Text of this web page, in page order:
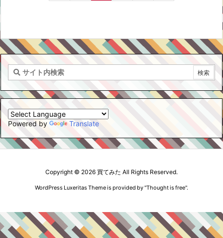
Powered by Translate
Copyright © 2026 買てみた All Rights Reserved.
WordPress Luxeritas Theme is provided by "Thought is free".